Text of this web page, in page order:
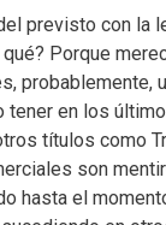
previsto con la
Porque
probablemente,
tener en los
títulos como
son
hasta el